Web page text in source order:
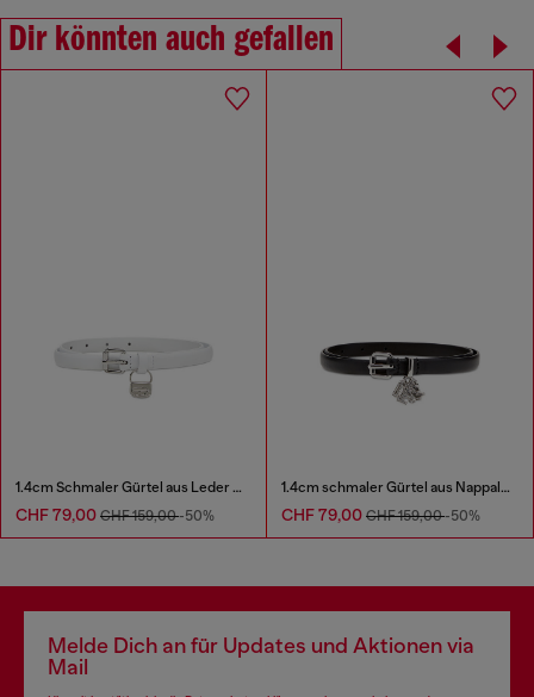
Dir könnten auch gefallen
1.4cm Schmaler Gürtel aus Leder mit 1DR Bag-Charm
CHF 79,00 CHF 159,00-50%
1.4cm schmaler Gürtel aus Nappaleder mit Logo-Charms
CHF 79,00 CHF 159,00-50%
Melde Dich an für Updates und Aktionen via
Mail